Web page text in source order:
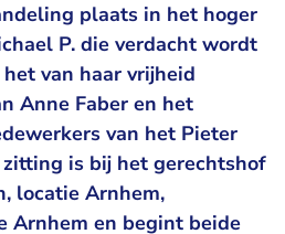
plaats in het hoger
P. die verdacht wordt
van haar vrijheid
Anne Faber en het
van het Pieter
zitting is bij het gerechtshof
locatie Arnhem,
Arnhem en begint beide